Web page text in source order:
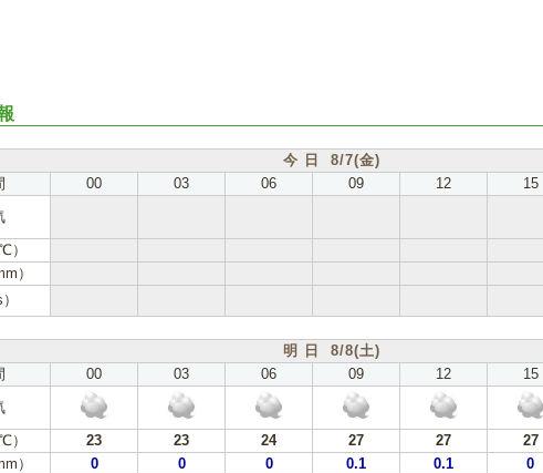
今 日 8/7(金)
00 03 06 09 12 15
）
明 日 8/8(土)
00 03 06 09 12 15
23 23 24 27 27 27
）
0 0 0 0.1 0.1 0